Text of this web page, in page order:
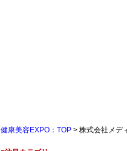
健康美容EXPO：TOP > 株式会社メデ